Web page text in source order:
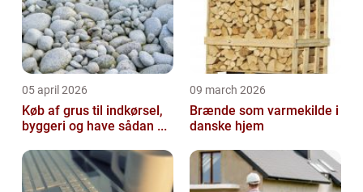
05 april 2026
Køb af grus til indkørsel,
byggeri og have sådan ...
09 march 2026
Brænde som varmekilde i
danske hjem